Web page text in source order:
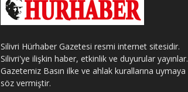
Silivri Hürhaber Gazetesi resmi internet sitesidir.
Silivri'ye ilişkin haber, etkinlik ve duyurular yayınlar.
Gazetemiz Basın ilke ve ahlak kurallarına uymaya
söz vermiştir.